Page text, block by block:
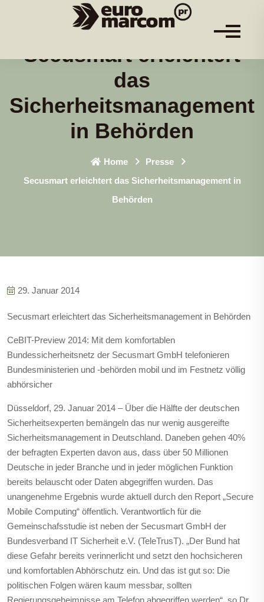
Secusmart erleichtert
das
Sicherheitsmanagement
in Behörden
Home
Presse
Secusmart erleichtert das Sicherheitsmanagement in
Behörden
29. Januar 2014
Secusmart erleichtert das Sicherheitsmanagement in Behörden
CeBIT-Preview 2014: Mit dem komfortablen
Bundessicherheitsnetz der Secusmart GmbH telefonieren
Bundesministerien und -behörden mobil und im Festnetz völlig
abhörsicher
Düsseldorf, 29. Januar 2014 – Über die Hälfte der deutschen
Sicherheitsexperten bemängeln das nur wenig ausgereifte
Sicherheitsmanagement in Deutschland. Daneben gehen 40%
der befragten Experten davon aus, dass über 50 Millionen
Deutsche in jeder Branche und in jeder möglichen Funktion
bereits belauscht oder Daten abgegriffen wurden. Das
unangenehme Ergebnis wurde aktuell durch den Report „Secure
Mobile Computing“ öffentlich. Verantwortlich für die
Gemeinschafsstudie ist neben der Secusmart GmbH der
Bundesverband IT Sicherheit e.V. (TeleTrusT). „Der Bund hat
diese Gefahr bereits verinnerlicht und setzt den hochsicheren
und komfortablen Abhörschutz ein. Und das ist gut so: Die
politischen Folgen wären kaum messbar, sollten
Regierungsgeheimnisse am Telefon abgegriffen werden“, so Dr.